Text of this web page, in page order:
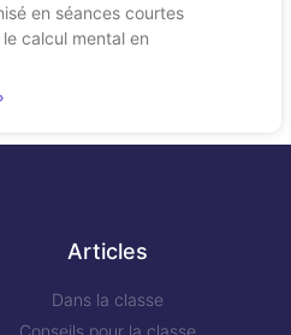
en séances courtes
calcul mental en
Articles
Dans la classe
Conseils pour la classe